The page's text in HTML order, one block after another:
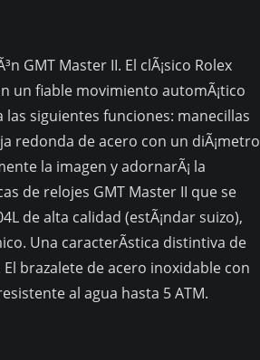
GMT Master II. El clÃ¡sico Rolex
un fiable movimiento automÃ¡tico
las siguientes funciones: manecillas
redonda de acero con un diÃ¡metro
la imagen y adornarÃ¡ la
de relojes GMT Master II que se
de alta calidad (estÃ¡ndar suizo),
Una caracterÃ­stica distintiva de
brazalete de acero inoxidable con
al agua hasta 5 ATM.